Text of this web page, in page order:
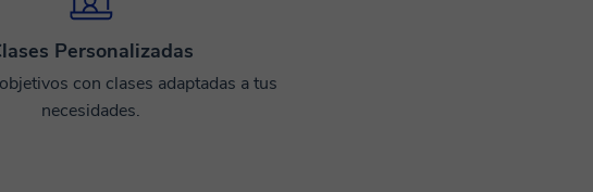
Personalizadas
con clases adaptadas a tus
necesidades.